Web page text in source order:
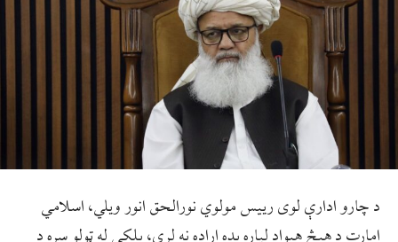
د چارو ادارې لوی رییس مولوي نورالحق انور ویلي، اسلامي